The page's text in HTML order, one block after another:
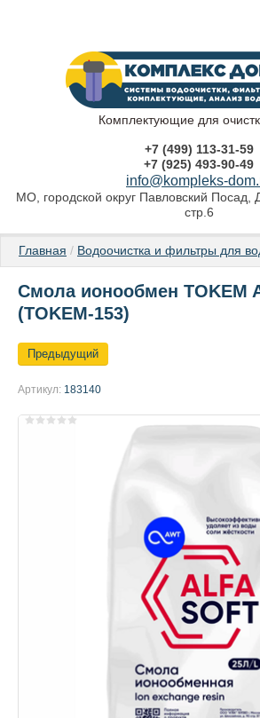
Комплектующие для
+7 (499) 113-31-59
+7 (925) 493-90-49
info@kompleks-
МО, городской округ Павловский Посад,
стр.6
Главная / Водоочистка и фильтры для
Смола ионообмен TOKEM
(TOKEM-153)
Предыдущий
Артикул: 183140